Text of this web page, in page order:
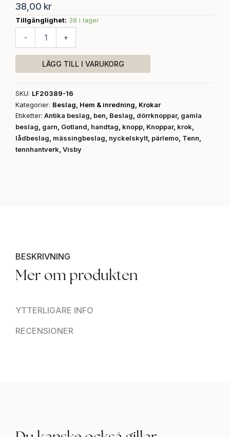
38,00 kr
Tillgänglighet: 38 i lager
-
Beslag,
antik,
handgjord
mängd
+
LÄGG TILL I VARUKORG
SKU: LF20389-16
Kategorier: Beslag, Hem & inredning, Krokar
Etiketter: Antika beslag, ben, Beslag, dörrknoppar, gamla
beslag, garn, Gotland, handtag, knopp, Knoppar, krok,
lådbeslag, mässingbeslag, nyckelskylt, pärlemo, Tenn,
tennhantverk, Visby
BESKRIVNING
YTTERLIGARE INFO
RECENSIONER
Mer om produkten